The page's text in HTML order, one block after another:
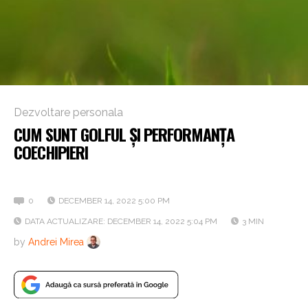
Dezvoltare personala
CUM SUNT GOLFUL ȘI PERFORMANȚA
COECHIPIERI
0 DECEMBER 14, 2022 5:00 PM
DATA ACTUALIZARE: DECEMBER 14, 2022 5:04 PM 3 MIN
by Andrei Mirea